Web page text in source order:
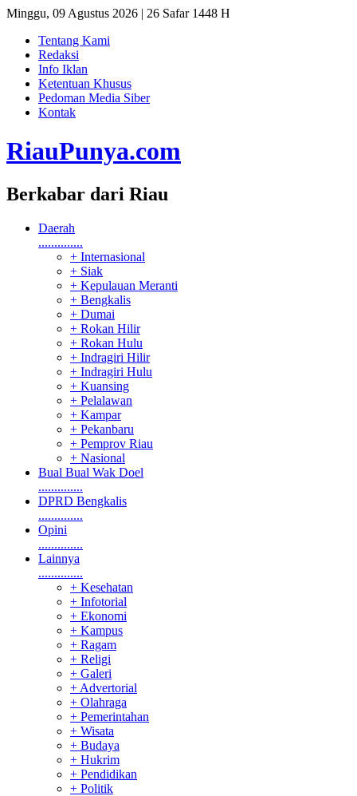
Minggu, 09 Agustus 2026 | 26 Safar 1448 H
Tentang Kami
Redaksi
Info Iklan
Ketentuan Khusus
Pedoman Media Siber
Kontak
RiauPunya.com
Berkabar dari Riau
Daerah
..............
+ Internasional
+ Siak
+ Kepulauan Meranti
+ Bengkalis
+ Dumai
+ Rokan Hilir
+ Rokan Hulu
+ Indragiri Hilir
+ Indragiri Hulu
+ Kuansing
+ Pelalawan
+ Kampar
+ Pekanbaru
+ Pemprov Riau
+ Nasional
Bual Bual Wak Doel
..............
DPRD Bengkalis
..............
Opini
..............
Lainnya
..............
+ Kesehatan
+ Infotorial
+ Ekonomi
+ Kampus
+ Ragam
+ Religi
+ Galeri
+ Advertorial
+ Olahraga
+ Pemerintahan
+ Wisata
+ Budaya
+ Hukrim
+ Pendidikan
+ Politik